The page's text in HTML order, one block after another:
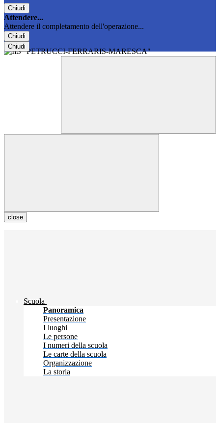
Chiudi
Attendere...
Attendere il completamento dell'operazione...
Chiudi
Chiudi
close
Scuola
Panoramica
Presentazione
I luoghi
Le persone
I numeri della scuola
Le carte della scuola
Organizzazione
La storia